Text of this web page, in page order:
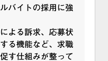
バイトの採用に強
よる訴求、応募状
る機能など、求職
す仕組みが整って